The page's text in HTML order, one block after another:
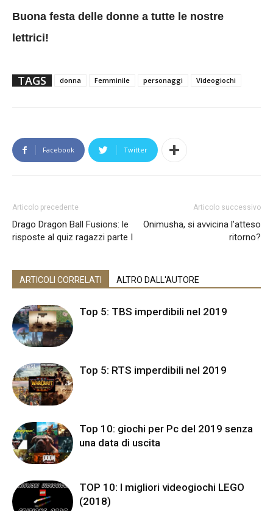
Buona festa delle donne a tutte le nostre
lettrici!
TAGS donna Femminile personaggi Videogiochi
Facebook Twitter
Articolo precedente
Drago Dragon Ball Fusions: le
risposte al quiz ragazzi parte I
Articolo successivo
Onimusha, si avvicina l’atteso
ritorno?
ARTICOLI CORRELATI ALTRO DALL'AUTORE
Top 5: TBS imperdibili nel 2019
Top 5: RTS imperdibili nel 2019
Top 10: giochi per Pc del 2019 senza
una data di uscita
TOP 10: I migliori videogiochi LEGO
(2018)